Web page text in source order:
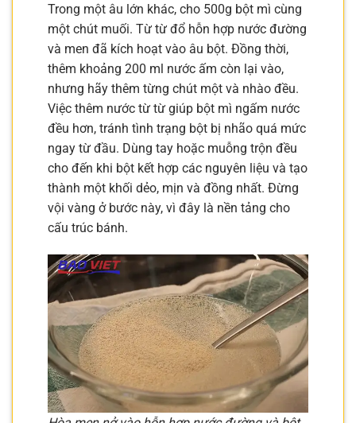
Trong một âu lớn khác, cho 500g bột mì cùng
một chút muối. Từ từ đổ hỗn hợp nước đường
và men đã kích hoạt vào âu bột. Đồng thời,
thêm khoảng 200 ml nước ấm còn lại vào,
nhưng hãy thêm từng chút một và nhào đều.
Việc thêm nước từ từ giúp bột mì ngấm nước
đều hơn, tránh tình trạng bột bị nhão quá mức
ngay từ đầu. Dùng tay hoặc muỗng trộn đều
cho đến khi bột kết hợp các nguyên liệu và tạo
thành một khối dẻo, mịn và đồng nhất. Đừng
vội vàng ở bước này, vì đây là nền tảng cho
cấu trúc bánh.